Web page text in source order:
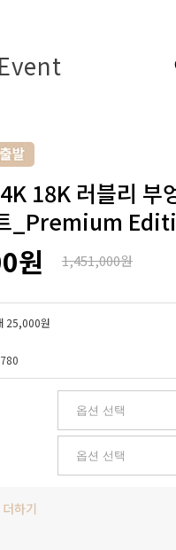
Event
18K 러블리 부
_Premium
원 1,451,000원
25,000원
하기